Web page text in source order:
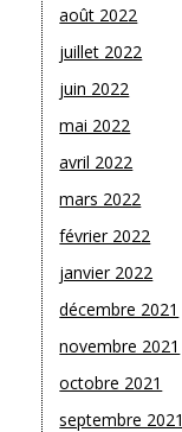
août 2022
juillet 2022
juin 2022
mai 2022
avril 2022
mars 2022
février 2022
janvier 2022
décembre 2021
novembre 2021
octobre 2021
septembre 2021